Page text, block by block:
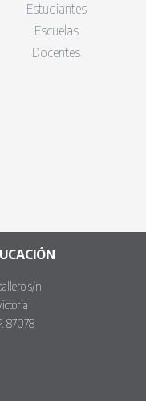
Estudiantes
Escuelas
Docentes
s/n
87078